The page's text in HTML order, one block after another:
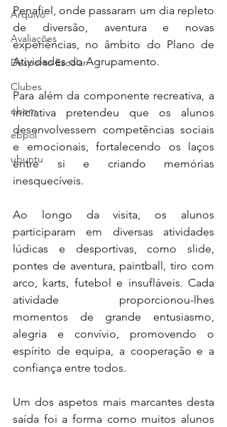
Arquivo
Avaliações
Desporto Escolar
Clubes
ebem
ebpol
ubuntu
Penafiel, onde passaram um dia repleto
de diversão, aventura e novas
experiências, no âmbito do Plano de
Atividades do Agrupamento.
Para além da componente recreativa, a
iniciativa pretendeu que os alunos
desenvolvessem competências sociais
e emocionais, fortalecendo os laços
entre si e criando memórias
inesquecíveis.
Ao longo da visita, os alunos
participaram em diversas atividades
lúdicas e desportivas, como slide,
pontes de aventura, paintball, tiro com
arco, karts, futebol e insufláveis. Cada
atividade proporcionou-lhes
momentos de grande entusiasmo,
alegria e convívio, promovendo o
espírito de equipa, a cooperação e a
confiança entre todos.
Um dos aspetos mais marcantes desta
saída foi a forma como muitos alunos